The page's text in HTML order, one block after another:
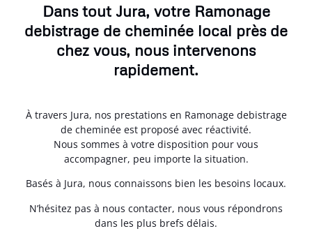
Dans tout Jura, votre Ramonage
debistrage de cheminée local près de
chez vous, nous intervenons
rapidement.
À travers Jura, nos prestations en Ramonage debistrage
de cheminée est proposé avec réactivité.
Nous sommes à votre disposition pour vous
accompagner, peu importe la situation.
Basés à Jura, nous connaissons bien les besoins locaux.
N’hésitez pas à nous contacter, nous vous répondrons
dans les plus brefs délais.